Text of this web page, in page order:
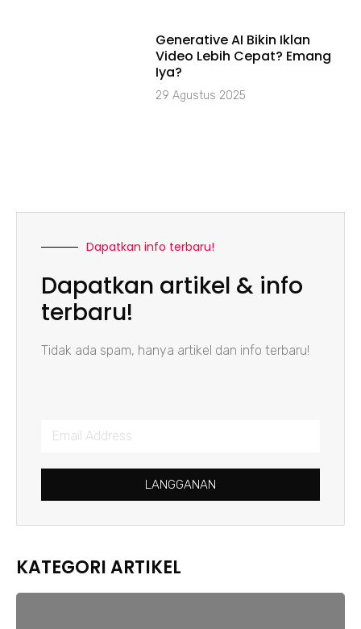
Generative AI Bikin Iklan
Video Lebih Cepat? Emang
Iya?
29 Agustus 2025
Dapatkan info terbaru!
Dapatkan artikel & info
terbaru!
Tidak ada spam, hanya artikel dan info terbaru!
LANGGANAN
KATEGORI ARTIKEL